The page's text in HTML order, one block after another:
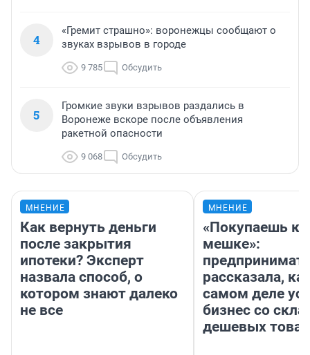
4
«Гремит страшно»: воронежцы сообщают о
звуках взрывов в городе
9 785 Обсудить
5
Громкие звуки взрывов раздались в
Воронеже вскоре после объявления
ракетной опасности
9 068 Обсудить
МНЕНИЕ
Как вернуть деньги
после закрытия
ипотеки? Эксперт
назвала способ, о
котором знают далеко
не все
МНЕНИЕ
«Покупаешь
мешке»:
рассказала,
самом деле
бизнес со
дешевых